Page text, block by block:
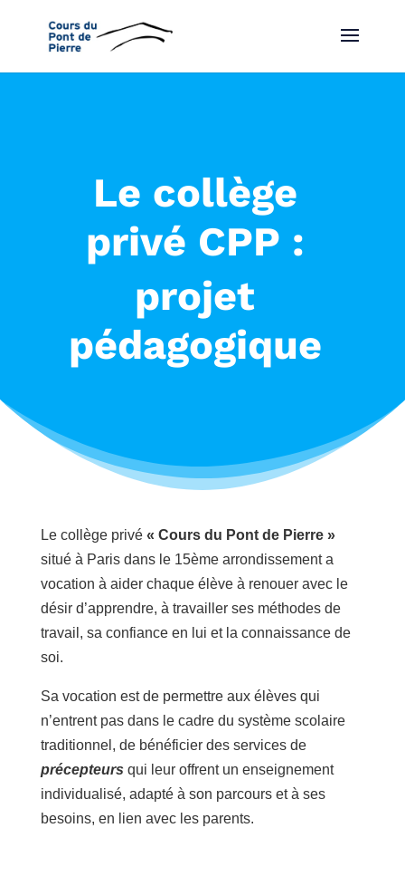
Le collège
privé CPP :
projet
pédagogique
Le collège privé « Cours du Pont de Pierre »
situé à Paris dans le 15ème arrondissement a
vocation à aider chaque élève à renouer avec le
désir d’apprendre, à travailler ses méthodes de
travail, sa confiance en lui et la connaissance de
soi.
Sa vocation est de permettre aux élèves qui
n’entrent pas dans le cadre du système scolaire
traditionnel, de bénéficier des services de
précepteurs qui leur offrent un enseignement
individualisé, adapté à son parcours et à ses
besoins, en lien avec les parents.